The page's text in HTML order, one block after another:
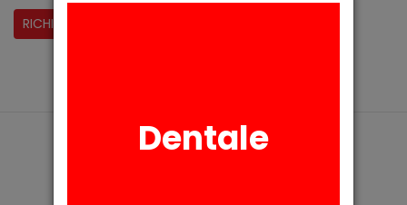
RICHIESTA INFORMAZIONI
Dentale